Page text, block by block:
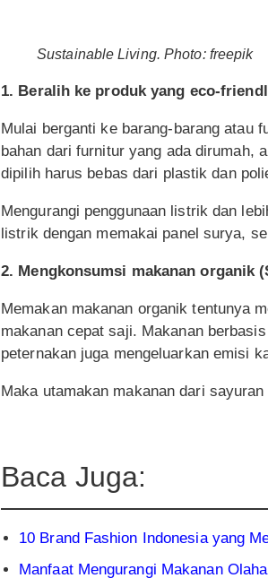
Sustainable Living. Photo: freepik
1. Beralih ke produk yang eco-
Mulai berganti ke barang-barang atau
bahan dari furnitur yang ada dirumah,
dipilih harus bebas dari plastik dan
Mengurangi penggunaan listrik dan
listrik dengan memakai panel surya,
2. Mengkonsumsi makanan organik
Memakan makanan organik tentunya
makanan cepat saji. Makanan
peternakan juga mengeluarkan emisi
Maka utamakan makanan dari
Baca Juga:
10 Brand Fashion Indonesia yang
Manfaat Mengurangi Makanan